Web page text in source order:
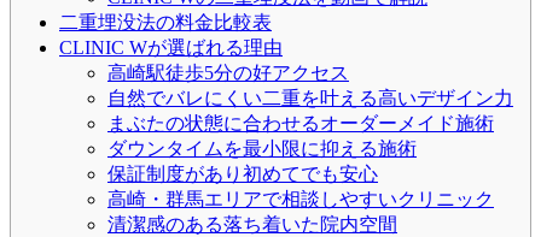
二重埋没法の料金比較表
CLINIC Wが選ばれる理由
高崎駅徒歩5分の好アクセス
自然でバレにくい二重を叶える高いデザイン力
まぶたの状態に合わせるオーダーメイド施術
ダウンタイムを最小限に抑える施術
保証制度があり初めてでも安心
高崎・群馬エリアで相談しやすいクリニック
清潔感のある落ち着いた院内空間